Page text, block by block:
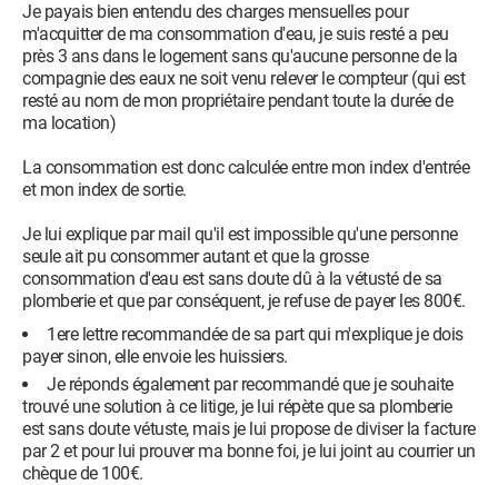
Je payais bien entendu des charges mensuelles pour
m'acquitter de ma consommation d'eau, je suis resté a peu
près 3 ans dans le logement sans qu'aucune personne de la
compagnie des eaux ne soit venu relever le compteur (qui est
resté au nom de mon propriétaire pendant toute la durée de
ma location)
La consommation est donc calculée entre mon index d'entrée
et mon index de sortie.
Je lui explique par mail qu'il est impossible qu'une personne
seule ait pu consommer autant et que la grosse
consommation d'eau est sans doute dû à la vétusté de sa
plomberie et que par conséquent, je refuse de payer les 800€.
1ere lettre recommandée de sa part qui m'explique je dois
payer sinon, elle envoie les huissiers.
Je réponds également par recommandé que je souhaite
trouvé une solution à ce litige, je lui répète que sa plomberie
est sans doute vétuste, mais je lui propose de diviser la facture
par 2 et pour lui prouver ma bonne foi, je lui joint au courrier un
chèque de 100€.